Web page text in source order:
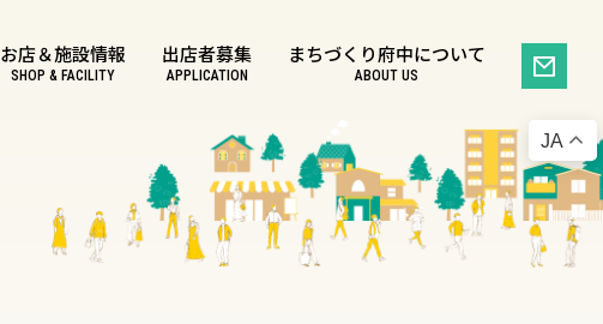
お店＆施設情報
SHOP & FACILITY
出店者募集
APPLICATION
まちづくり府中について
ABOUT US
JA